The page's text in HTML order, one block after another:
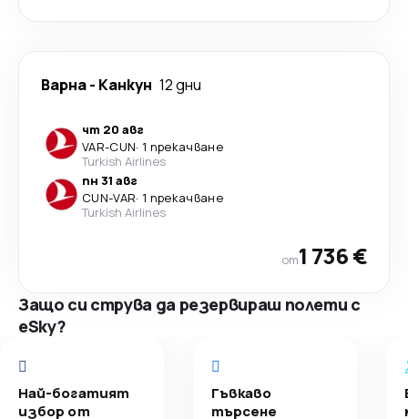
Варна- Канкун 12 дни
чт 20 авг
VAR-CUN· 1 прекачване
Turkish Airlines
пн 31 авг
CUN-VAR· 1 прекачване
Turkish Airlines
от1 736 €
Защо си струва да резервираш полети с
eSky?
Най-богатият
избор от
Гъвкаво
търсене